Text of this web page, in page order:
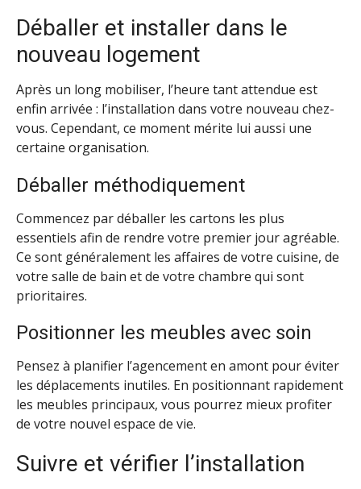
Déballer et installer dans le
nouveau logement
Après un long mobiliser, l’heure tant attendue est
enfin arrivée : l’installation dans votre nouveau chez-
vous. Cependant, ce moment mérite lui aussi une
certaine organisation.
Déballer méthodiquement
Commencez par déballer les cartons les plus
essentiels afin de rendre votre premier jour agréable.
Ce sont généralement les affaires de votre cuisine, de
votre salle de bain et de votre chambre qui sont
prioritaires.
Positionner les meubles avec soin
Pensez à planifier l’agencement en amont pour éviter
les déplacements inutiles. En positionnant rapidement
les meubles principaux, vous pourrez mieux profiter
de votre nouvel espace de vie.
Suivre et vérifier l’installation